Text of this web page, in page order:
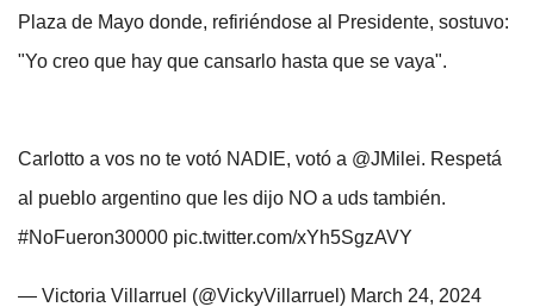
Plaza de Mayo donde, refiriéndose al Presidente, sostuvo:
"Yo creo que hay que cansarlo hasta que se vaya".
Carlotto a vos no te votó NADIE, votó a @JMilei. Respetá
al pueblo argentino que les dijo NO a uds también.
#NoFueron30000 pic.twitter.com/xYh5SgzAVY
— Victoria Villarruel (@VickyVillarruel) March 24, 2024